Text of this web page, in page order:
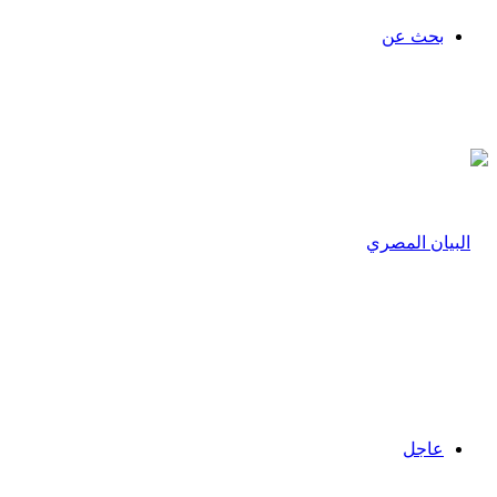
بحث عن
عاجل